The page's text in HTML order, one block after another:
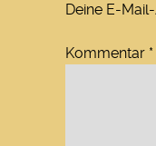
Deine E-
Kommentar *